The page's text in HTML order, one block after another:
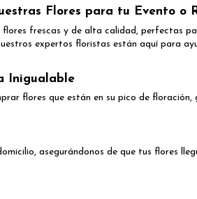
Flores para tu Evento o
frescas y de alta calidad, perfectas
expertos floristas están aquí para
Inigualable
flores que están en su pico de
asegurándonos de que tus flores